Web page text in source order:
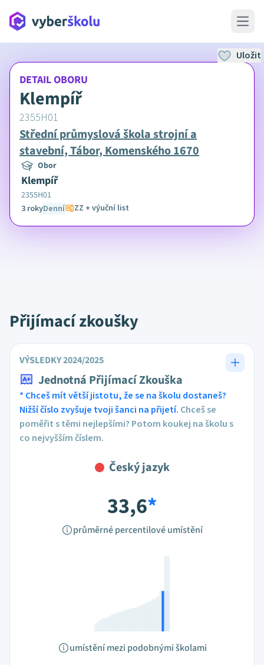
Open
DETAIL OBORU
Klempíř
2355H01
Střední průmyslová škola strojní a
stavební, Tábor, Komenského 1670
Obor
Klempíř
2355H01
3 rokyDenní ZZ + výuční list
Uložit
Přijímací zkoušky
VÝSLEDKY 2024/2025
Jednotná Přijímací Zkouška
* Chceš mít větší jistotu, že se na školu dostaneš?
Nižší číslo zvyšuje tvoji šanci na přijetí. Chceš se
poměřit s těmi nejlepšími? Potom koukej na školu s
co nejvyšším číslem.
Český jazyk
33,6*
průměrné percentilové umístění
umístění mezi podobnými školami